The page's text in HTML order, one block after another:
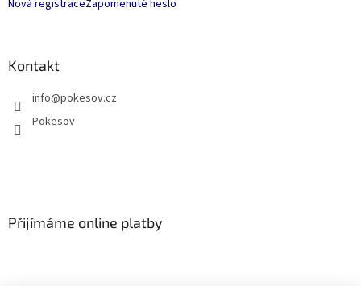
Nová registraceZapomenuté heslo
Kontakt
info@pokesov.cz
Pokesov
Přijímáme online platby